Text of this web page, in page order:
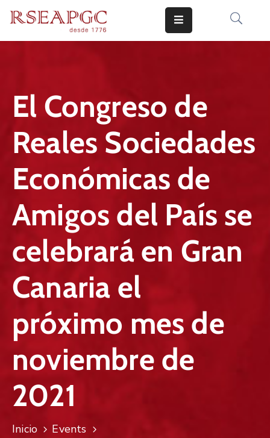
COMUNICADOS
CONOCERNOS
CONTACTO
El Congreso de
Reales Sociedades
Económicas de
Amigos del País se
celebrará en Gran
Canaria el
próximo mes de
noviembre de
2021
Inicio
Events